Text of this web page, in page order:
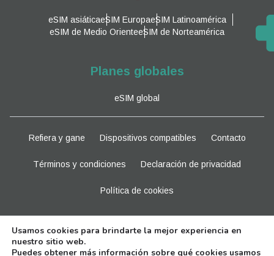
eSIM asiáticaeSIM EuropaeSIM Latinoamérica
eSIM de Medio OrienteeSIM de Norteamérica
Planes globales
eSIM global
Refiera y gane Dispositivos compatibles Contacto
Términos y condiciones Declaración de privacidad
Política de cookies
Usamos cookies para brindarte la mejor experiencia en
nuestro sitio web.
Puedes obtener más información sobre qué cookies usamos